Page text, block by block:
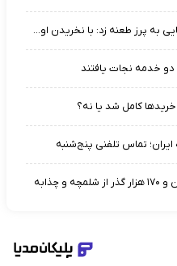
به پرز طعنه زد: با نخریدن او...
دو خدمه نجات یافتند
خریدها کامل شد یا نه؟
تماس تلفنی پنج‌شنبه